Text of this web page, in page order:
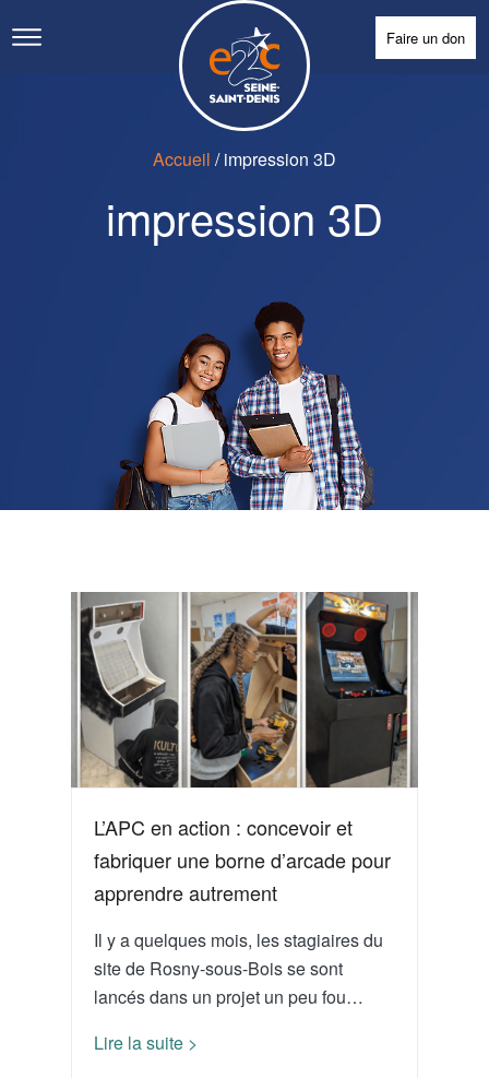
Faire un don
Accueil /impression 3D
impression 3D
L’APC en action : concevoir et
fabriquer une borne d’arcade pour
apprendre autrement
Il y a quelques mois, les stagiaires du
site de Rosny-sous-Bois se sont
lancés dans un projet un peu fou…
Lire la suite >